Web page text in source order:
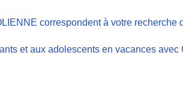
correspondent à votre recherche
et aux adolescents en vacances